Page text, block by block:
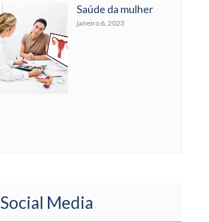
Saúde da mulher
janeiro 6, 2023
Social Media